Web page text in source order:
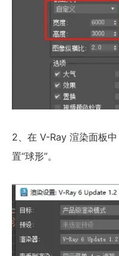
2、在 V-Ray 渲染面板
置“球形”。